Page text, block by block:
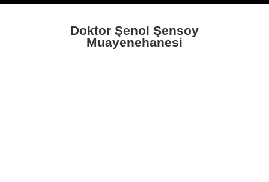
Doktor Şenol Şensoy
Muayenehanesi